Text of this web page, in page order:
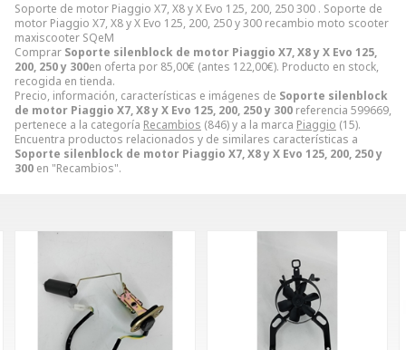
Soporte de motor Piaggio X7, X8 y X Evo 125, 200, 250 300 . Soporte de
motor Piaggio X7, X8 y X Evo 125, 200, 250 y 300 recambio moto scooter
maxiscooter SQeM
Comprar Soporte silenblock de motor Piaggio X7, X8 y X Evo 125,
200, 250 y 300en oferta por 85,00€ (antes 122,00€). Producto en stock,
recogida en tienda.
Precio, información, características e imágenes de Soporte silenblock
de motor Piaggio X7, X8 y X Evo 125, 200, 250 y 300 referencia 599669,
pertenece a la categoría Recambios (846) y a la marca Piaggio (15).
Encuentra productos relacionados y de similares características a
Soporte silenblock de motor Piaggio X7, X8 y X Evo 125, 200, 250 y
300 en "Recambios".